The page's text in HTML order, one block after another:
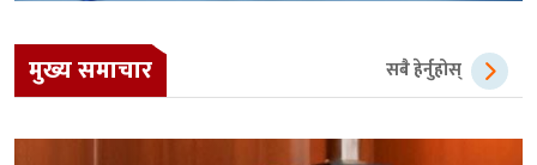
मुख्य समाचार सबै हेर्नुहोस्